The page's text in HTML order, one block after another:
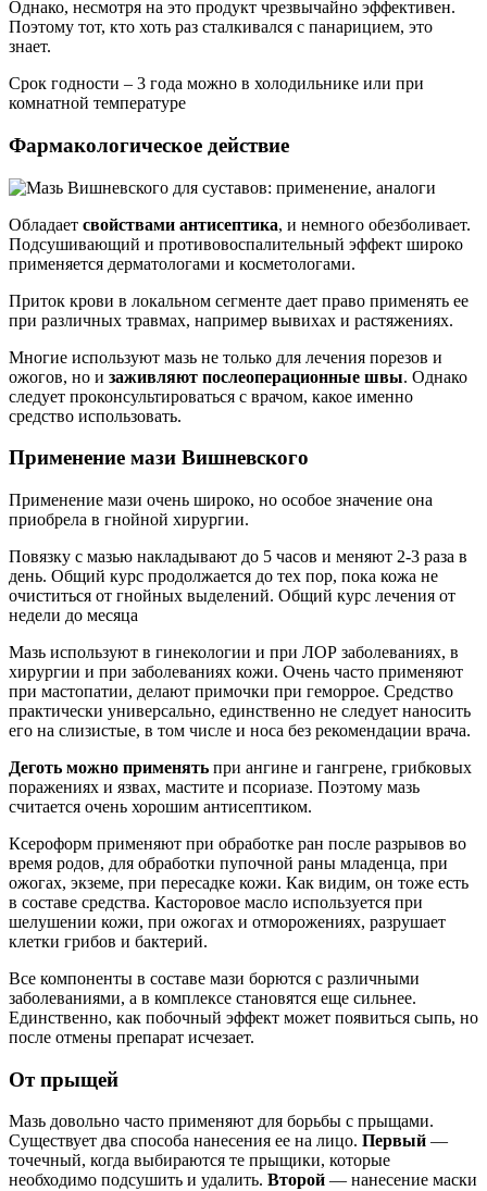
Однако, несмотря на это продукт чрезвычайно эффективен.
Поэтому тот, кто хоть раз сталкивался с панарицием, это
знает.
Срок годности – 3 года можно в холодильнике или при
комнатной температуре
Фармакологическое действие
Обладает свойствами антисептика, и немного обезболивает.
Подсушивающий и противовоспалительный эффект широко
применяется дерматологами и косметологами.
Приток крови в локальном сегменте дает право применять ее
при различных травмах, например вывихах и растяжениях.
Многие используют мазь не только для лечения порезов и
ожогов, но и заживляют послеоперационные швы. Однако
следует проконсультироваться с врачом, какое именно
средство использовать.
Применение мази Вишневского
Применение мази очень широко, но особое значение она
приобрела в гнойной хирургии.
Повязку с мазью накладывают до 5 часов и меняют 2-3 раза в
день. Общий курс продолжается до тех пор, пока кожа не
очиститься от гнойных выделений. Общий курс лечения от
недели до месяца
Мазь используют в гинекологии и при ЛОР заболеваниях, в
хирургии и при заболеваниях кожи. Очень часто применяют
при мастопатии, делают примочки при геморрое. Средство
практически универсально, единственно не следует наносить
его на слизистые, в том числе и носа без рекомендации врача.
Деготь можно применять при ангине и гангрене, грибковых
поражениях и язвах, мастите и псориазе. Поэтому мазь
считается очень хорошим антисептиком.
Ксероформ применяют при обработке ран после разрывов во
время родов, для обработки пупочной раны младенца, при
ожогах, экземе, при пересадке кожи. Как видим, он тоже есть
в составе средства. Касторовое масло используется при
шелушении кожи, при ожогах и отморожениях, разрушает
клетки грибов и бактерий.
Все компоненты в составе мази борются с различными
заболеваниями, а в комплексе становятся еще сильнее.
Единственно, как побочный эффект может появиться сыпь, но
после отмены препарат исчезает.
От прыщей
Мазь довольно часто применяют для борьбы с прыщами.
Существует два способа нанесения ее на лицо. Первый —
точечный, когда выбираются те прыщики, которые
необходимо подсушить и удалить. Второй — нанесение маски